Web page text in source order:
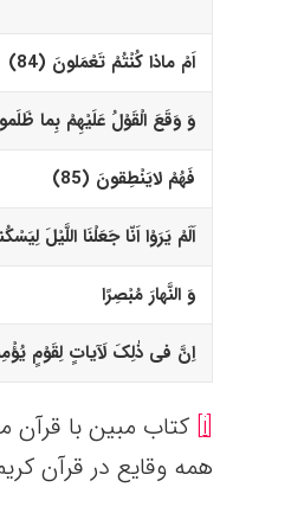
اَمْ ماذا کُنْتُمْ تَعْمَلونَ (84)‏
وَ وَقَعَ الْقَوْلُ عَلَیْهِمْ بِما
فَهُمْ لایَنْطِقونَ (85)‏
اَلَمْ یَرَوْا اَنّا جَعَلْنَا اللَّیْلَ
وَ النَّهارَ مُبْصِرًا
اِنَّ فى ذٰلِکَ لَآیاتٍ لِقَوْمٍ
[i] کتاب مبین با
همه وقایع در قرآن